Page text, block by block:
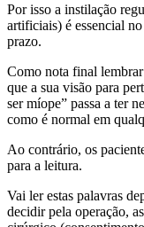
Por isso a instilação
artificiais) é essencial
prazo.
Como nota final
que a sua visão para
ser míope” passa a ter
como é normal em
Ao contrário, os
para a leitura.
Vai ler estas palavras
decidir pela operação,